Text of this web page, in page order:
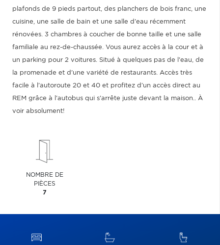
plafonds de 9 pieds partout, des planchers de bois franc, une
cuisine, une salle de bain et une salle d'eau récemment
rénovées. 3 chambres à coucher de bonne taille et une salle
familiale au rez-de-chaussée. Vous aurez accès à la cour et à
un parking pour 2 voitures. Situé à quelques pas de l'eau, de
la promenade et d'une variété de restaurants. Accès très
facile à l'autoroute 20 et 40 et profitez d'un accès direct au
REM grâce à l'autobus qui s'arrête juste devant la maison.. À
voir absolument!
NOMBRE DE
PIÈCES
7